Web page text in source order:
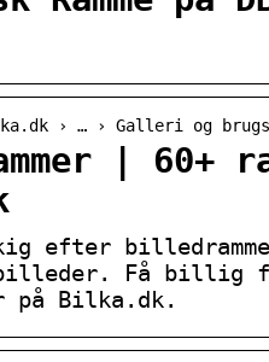
› … › Galleri og
| 60+
efter
Få billig
på Bilka.dk.